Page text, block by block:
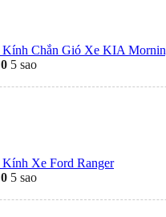
Kính Chắn Gió Xe KIA
0 5 sao
Kính Xe Ford Ranger
0 5 sao